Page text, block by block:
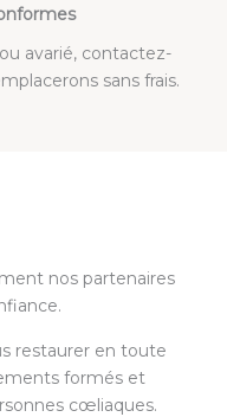
avarié, contactez-
sans frais.
nos partenaires
restaurer en toute
formés et
cœliaques.